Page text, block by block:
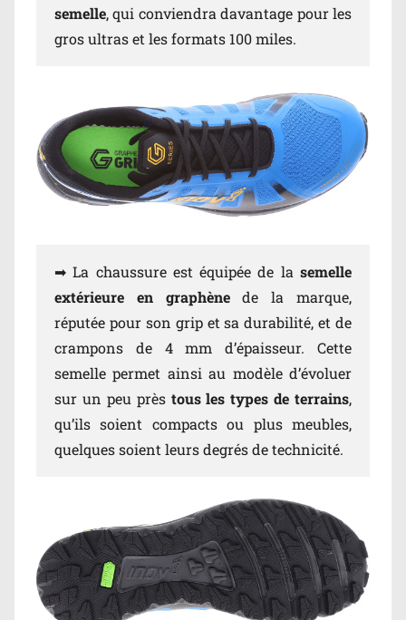
semelle, qui conviendra davantage pour les
gros ultras et les formats 100 miles.
➡ La chaussure est équipée de la semelle
extérieure en graphènede la marque,
réputée pour son grip et sa durabilité, et de
crampons de 4 mm d’épaisseur. Cette
semelle permet ainsi au modèle d’évoluer
sur un peu près tous les types de terrains,
qu’ils soient compacts ou plus meubles,
quelques soient leurs degrés de technicité.